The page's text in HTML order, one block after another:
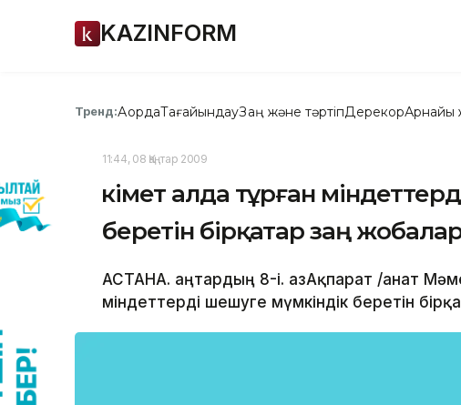
KAZINFORM
Тренд:АқордаТағайындауЗаң және тәртіпДерекқорАрнайы
11:44, 08 Қаңтар 2009
Үкімет алда тұрған
беретін бірқатар заң
АСТАНА. Қаңтардың 8-і. ҚазАқпарат /Қанат
міндеттерді шешуге мүмкіндік беретін